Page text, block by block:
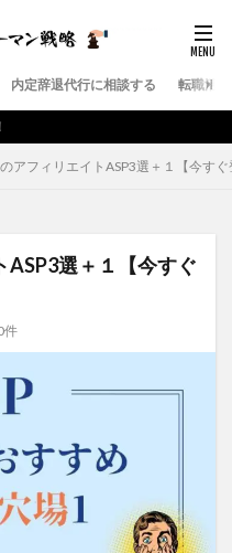
内定辞退代行に相談する 転職活
アフィリエイトASP3選＋１【今す
選＋１【今すぐ
件
退職代行サービス
退職
辞めたい
会社 仕事
上司